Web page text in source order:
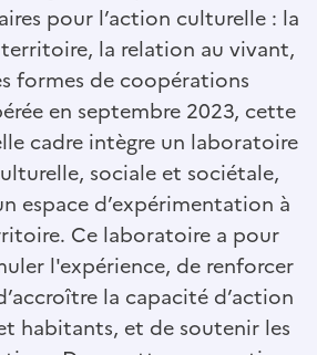
pour l’action culturelle : la
la relation au vivant,
formes de coopérations
en septembre 2023, cette
cadre intègre un laboratoire
sociale et sociétale,
espace d’expérimentation à
Ce laboratoire a pour
l'expérience, de renforcer
la capacité d’action
habitants, et de soutenir les